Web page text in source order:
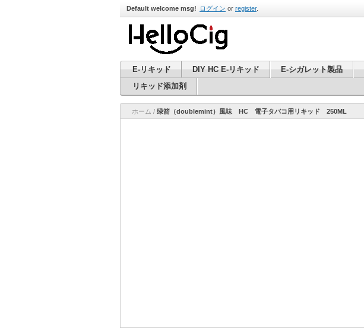
Default welcome msg! ログイン or register.
E-リキッド DIY HC E-リキッド E-シガレット製品
リキッド添加剤
ホーム / 绿箭（doublemint）風味 HC 電子タバコ用リキッド 250ML